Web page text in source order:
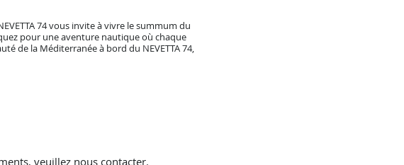
74 vous invite à vivre le summum du
pour une aventure nautique où chaque
de la Méditerranée à bord du NEVETTA 74,
veuillez nous contacter.